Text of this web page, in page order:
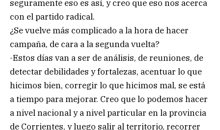
seguramente eso es así, y creo que eso nos acerca
con el partido radical.
¿Se vuelve más complicado a la hora de hacer
campaña, de cara a la segunda vuelta?
-Estos días van a ser de análisis, de reuniones, de
detectar debilidades y fortalezas, acentuar lo que
hicimos bien, corregir lo que hicimos mal, se está
a tiempo para mejorar. Creo que lo podemos hacer
a nivel nacional y a nivel particular en la provincia
de Corrientes, y luego salir al territorio, recorrer